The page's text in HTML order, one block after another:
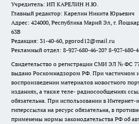
Учредитель: ИП КАРЕЛИН Н.Ю.
Главный редактор: Карелин Никита Юрьевич
Адрес: 424000, Республика Марий Эл, г.
63В
Редакция: 31-40-60, pgorod12@mail.ru
Рекламный отдел: 8-927-680-46-20? 8-927-680-
Свидетельство о регистрации СМИ ЭЛ № ФС 77
выдано Роскомнадзором РФ. При частичном
воспроизведении материалов новостного
изданиях, а также теле- радиосообщениях
обязательна. При использовании в Интернет-
гиперссылка на ресурс обязательна, в
применены нормы законодательства РФ об